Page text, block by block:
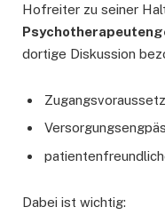
Hofreiter zu seiner
dortige Diskussion
Dabei ist wichtig: